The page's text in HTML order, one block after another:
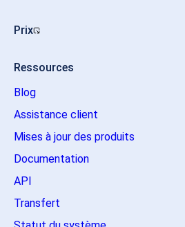
Prix
Ressources
Blog
Assistance client
Mises à jour des produits
Documentation
API
Transfert